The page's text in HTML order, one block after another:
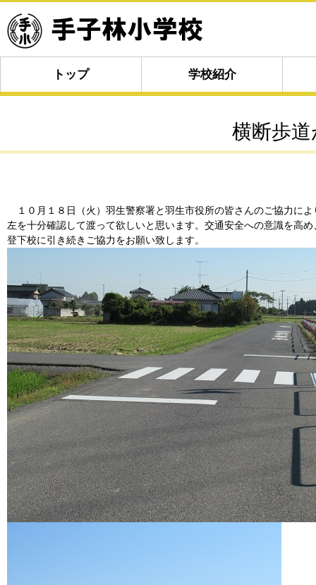
トップ 学校紹介
横断歩
１０月１８日（火）羽生警察署と羽生市役所の皆さんのご協力に
左を十分確認して渡って欲しいと思います。交通安全への意識を高
登下校に引き続きご協力をお願い致します。